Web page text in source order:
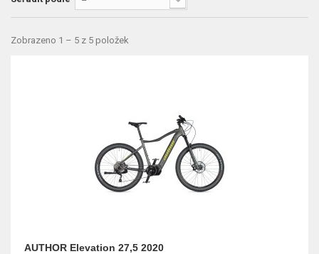
Zobrazeno 1 – 5 z 5 položek
AUTHOR Elevation 27,5 2020